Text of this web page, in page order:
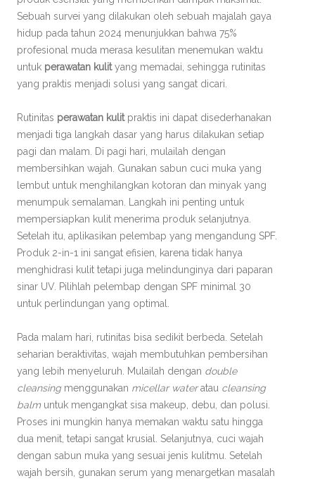
Sebuah survei yang dilakukan oleh sebuah majalah gaya
hidup pada tahun 2024 menunjukkan bahwa 75%
profesional muda merasa kesulitan menemukan waktu
untuk perawatan kulityang memadai, sehingga rutinitas
yang praktis menjadi solusi yang sangat dicari.
Rutinitas perawatan kulitpraktis ini dapat disederhanakan
menjadi tiga langkah dasar yang harus dilakukan setiap
pagi dan malam. Di pagi hari, mulailah dengan
membersihkan wajah. Gunakan sabun cuci muka yang
lembut untuk menghilangkan kotoran dan minyak yang
menumpuk semalaman. Langkah ini penting untuk
mempersiapkan kulit menerima produk selanjutnya.
Setelah itu, aplikasikan pelembap yang mengandung SPF.
Produk 2-in-1 ini sangat efisien, karena tidak hanya
menghidrasi kulit tetapi juga melindunginya dari paparan
sinar UV. Pilihlah pelembap dengan SPF minimal 30
untuk perlindungan yang optimal.
Pada malam hari, rutinitas bisa sedikit berbeda. Setelah
seharian beraktivitas, wajah membutuhkan pembersihan
yang lebih menyeluruh. Mulailah dengan double
cleansingmenggunakan micellar wateratau cleansing
balm untuk mengangkat sisa makeup, debu, dan polusi.
Proses ini mungkin hanya memakan waktu satu hingga
dua menit, tetapi sangat krusial. Selanjutnya, cuci wajah
dengan sabun muka yang sesuai jenis kulitmu. Setelah
wajah bersih, gunakan serum yang menargetkan masalah